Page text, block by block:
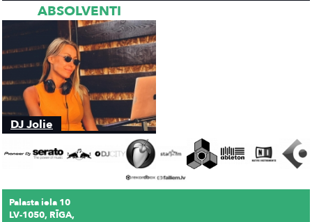
ABSOLVENTI
DJ Jolie
Palasta iela 10
LV-1050, RĪGA,